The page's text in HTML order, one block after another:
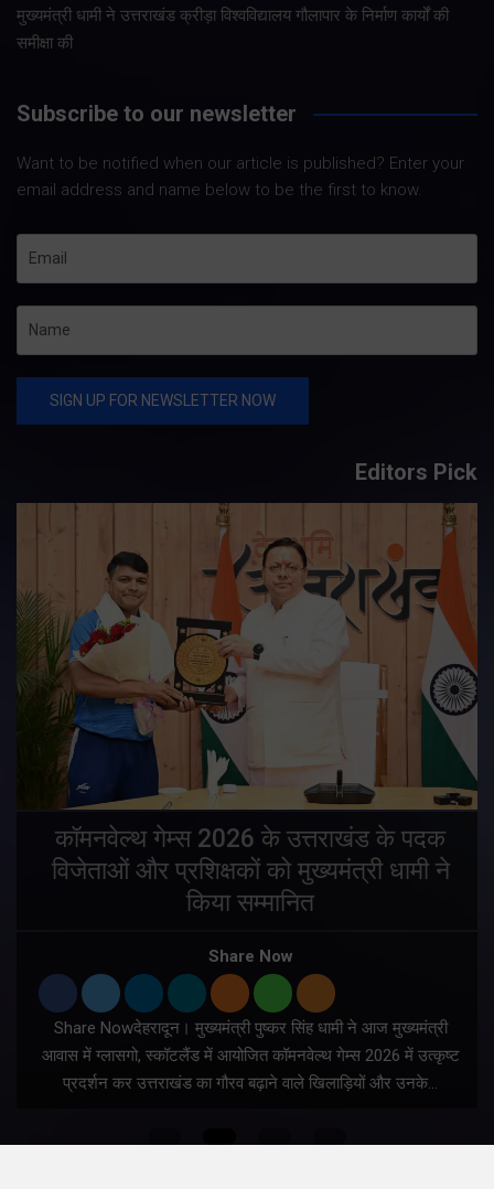
मुख्यमंत्री धामी ने उत्तराखंड क्रीड़ा विश्वविद्यालय गौलापार के निर्माण कार्यों की
समीक्षा की
Subscribe to our newsletter
Want to be notified when our article is published? Enter your
email address and name below to be the first to know.
Editors Pick
कॉमनवेल्थ गेम्स 2026 के उत्तराखंड के पदक
विजेताओं और प्रशिक्षकों को मुख्यमंत्री धामी ने
किया सम्मानित
Share Now
Share Nowदेहरादून। मुख्यमंत्री पुष्कर सिंह धामी ने आज मुख्यमंत्री
आवास में ग्लासगो, स्कॉटलैंड में आयोजित कॉमनवेल्थ गेम्स 2026 में उत्कृष्ट
प्रदर्शन कर उत्तराखंड का गौरव बढ़ाने वाले खिलाड़ियों और उनके…